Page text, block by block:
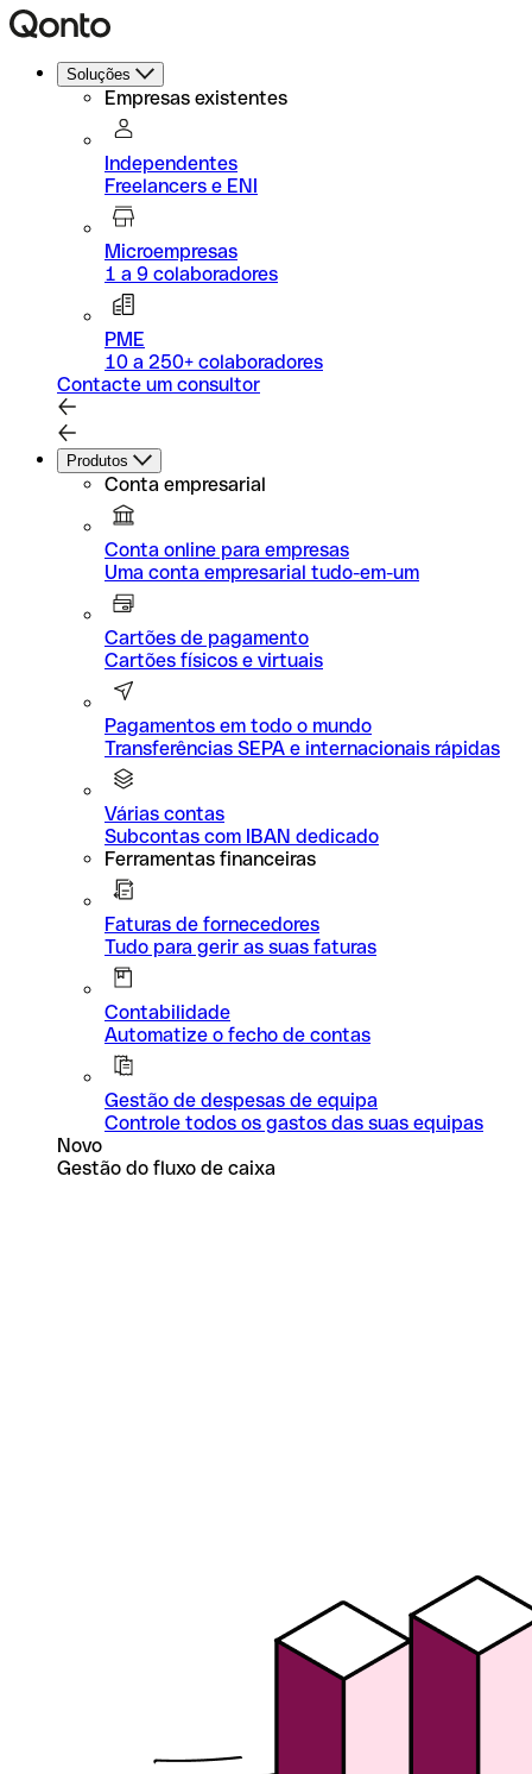
Soluções
Empresas existentes
Independentes
Freelancers e ENI
Microempresas
1 a 9 colaboradores
PME
10 a 250+ colaboradores
Contacte um consultor
Produtos
Conta empresarial
Conta online para empresas
Uma conta empresarial tudo-em-um
Cartões de pagamento
Cartões físicos e virtuais
Pagamentos em todo o mundo
Transferências SEPA e internacionais rápidas
Várias contas
Subcontas com IBAN dedicado
Ferramentas financeiras
Faturas de fornecedores
Tudo para gerir as suas faturas
Contabilidade
Automatize o fecho de contas
Gestão de despesas de equipa
Controle todos os gastos das suas equipas
Novo
Gestão do fluxo de caixa